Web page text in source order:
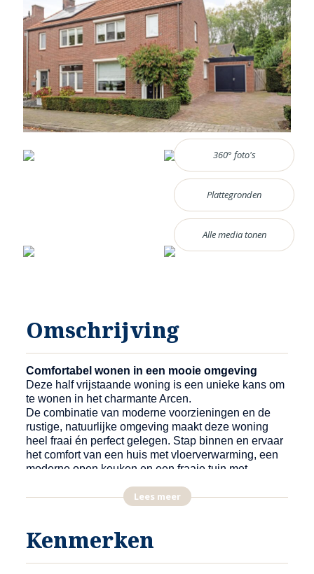
360° foto's
Plattegronden
Alle media tonen
Omschrijving
Comfortabel wonen in een mooie omgeving
Deze half vrijstaande woning is een unieke kans om
te wonen in het charmante Arcen.
De combinatie van moderne voorzieningen en de
rustige, natuurlijke omgeving maakt deze woning
heel fraai én perfect gelegen. Stap binnen en ervaar
het comfort van een huis met vloerverwarming, een
moderne open keuken en een fraaie tuin met
heeft: een doorzon woonkamer met tuindeuren naar
e
Lees meer
Kenmerken